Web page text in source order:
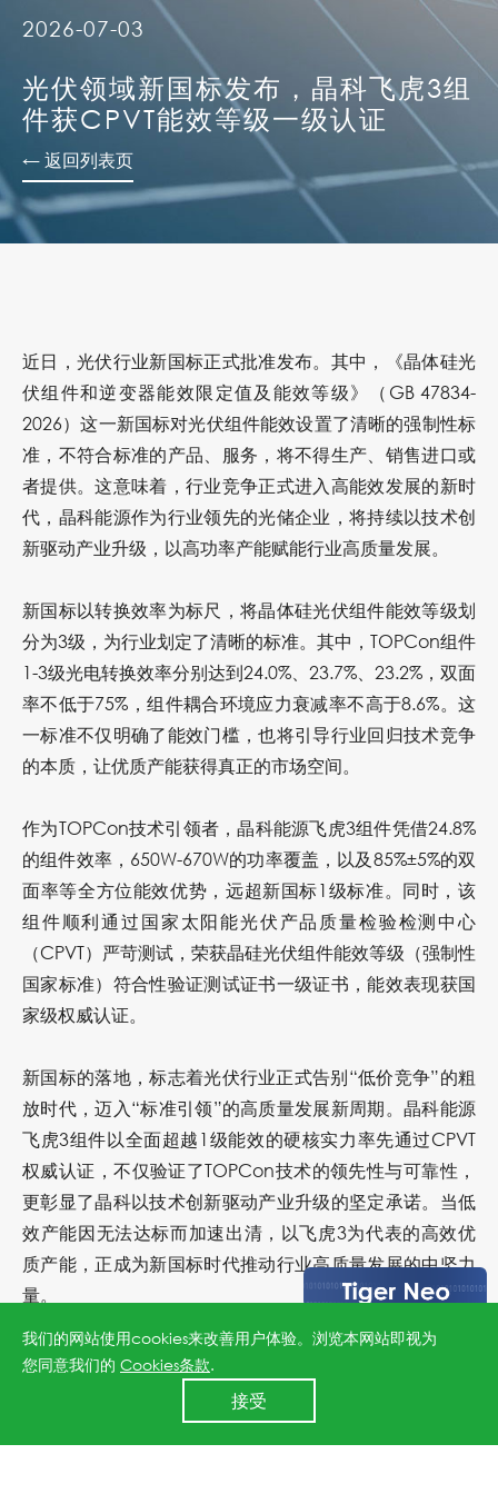
2026-07-03
光伏领域新国标发布，晶科飞虎3组
件获CPVT能效等级一级认证
← 返回列表页
近日，光伏行业新国标正式批准发布。其中，《晶体硅光
伏组件和逆变器能效限定值及能效等级》
（GB 47834-
2026）这一新国标对光伏组件能效设置了清晰的强制性标
准，不符合标准的产品、服务，将不得生产、销售进口或
者提供。这意味着，行业竞争正式进入高能效发展的新时
代，晶科能源作为行业领先的光储企业，将持续以技术创
新驱动产业升级，以高功率产能赋能行业高质量发展。
新国标以转换效率为标尺，将晶体硅光伏组件能效等级划
分为3级，为行业划定了清晰的标准。其中，TOPCon组件
1-3级光电转换效率分别达到24.0%、23.7%、23.2%，双面
率不低于75%，组件耦合环境应力衰减率不高于8.6%。这
一标准不仅明确了能效门槛，也将引导行业回归技术竞争
的本质，让优质产能获得真正的市场空间。
作为TOPCon技术引领者，晶科能源飞虎3组件凭借24.8%
的组件效率，650W-670W的功率覆盖，以及85%±5%的双
面率等全方位能效优势，远超新国标1级标准。同时，该
组件顺利通过国家太阳能光伏产品质量检验检测中心
（CPVT）严苛测试，荣获晶硅光伏组件能效等级（强制性
国家标准）符合性验证测试证书一级证书，能效表现获国
家级权威认证。
新国标的落地，标志着光伏行业正式告别“低价竞争”的粗
放时代，迈入“标准引领”的高质量发展新周期。晶科能源
飞虎3组件以全面超越1级能效的硬核实力率先通过CPVT
权威认证，不仅验证了TOPCon技术的领先性与可靠性，
更彰显了晶科以技术创新驱动产业升级的坚定承诺。当低
效产能因无法达标而加速出清，以飞虎3为代表的高效优
质产能，正成为新国标时代推动行业高质量发展的中坚力
量。
我们的网站使用cookies来改善用户体验。浏览本网站即视为
您同意我们的 Cookies条款.
接受